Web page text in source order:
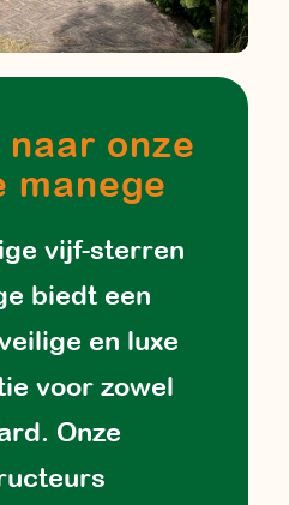
naar onze
manege
vijf-sterren
biedt een
en luxe
voor zowel
Onze